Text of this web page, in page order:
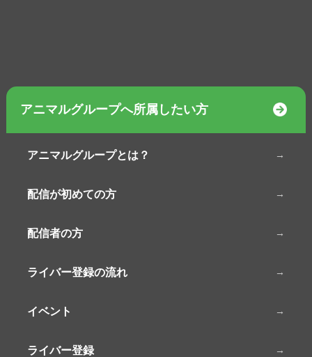
アニマルグループへ所属したい方
アニマルグループとは？
配信が初めての方
配信者の方
ライバー登録の流れ
イベント
ライバー登録